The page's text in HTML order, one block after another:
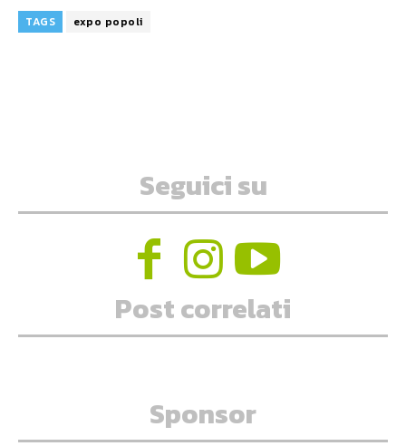
TAGS expo popoli
Seguici su
Post correlati
Sponsor